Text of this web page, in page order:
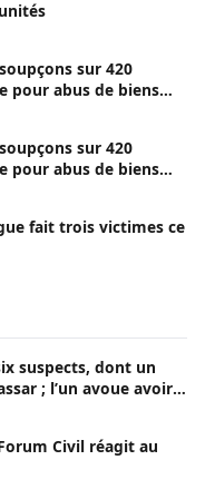
sur 420
pour abus de biens
sur 420
pour abus de biens
fait trois victimes ce
suspects, dont un
; l’un avoue avoir
Civil réagit au